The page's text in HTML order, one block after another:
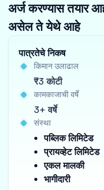
अर्ज करण्यास तयार
असेल ते येथे आहे
पात्रतेचे निकष
किमान उलाढाल
₹3 कोटी
कामकाजाची वर्षे
3+ वर्षे
संस्था
पब्लिक लिमिटेड
प्रायव्हेट लिमिटेड
एकल मालकी
भागीदारी